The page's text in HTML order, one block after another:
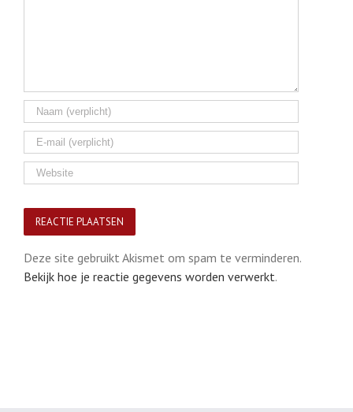
Deze site gebruikt Akismet om spam te verminderen.
Bekijk hoe je reactie gegevens worden verwerkt.